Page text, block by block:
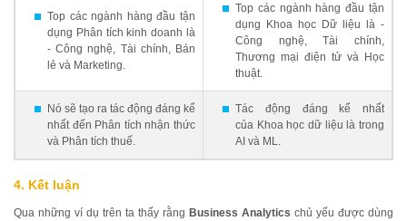
Top các ngành hàng đầu tận
dụng Phân tích kinh doanh là
- Công nghệ, Tài chính, Bán
lẻ và Marketing.
Top các ngành hàng đầu tận
dụng Khoa học Dữ liệu là -
Công nghệ, Tài chính,
Thương mại điện tử và Học
thuật.
Nó sẽ tạo ra tác động đáng kể
nhất đến Phân tích nhận thức
và Phân tích thuế.
Tác động đáng kể nhất
của Khoa học dữ liệu là trong
AI và ML.
4. Kết luận
Qua những ví dụ trên ta thấy rằng Business Analytics chủ yếu được dùng